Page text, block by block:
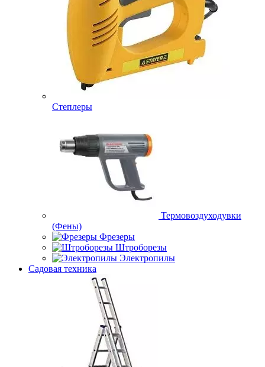
Степлеры
Термовоздуходувки
(Фены)
Фрезеры
Штроборезы
Электропилы
Садовая техника